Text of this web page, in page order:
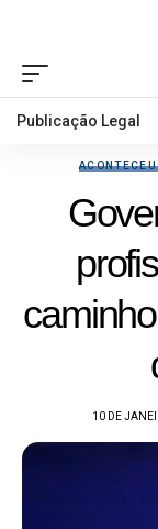
Publicação Legal
10 DE